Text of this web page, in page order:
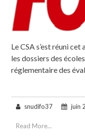
Le CSA s’est réuni
les dossiers des
réglementaire des
snudifo37 juin
Read More...